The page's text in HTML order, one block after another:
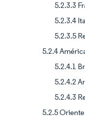
5.2.3.3
5.2.3.4
5.2.3.5
5.2.4
5.2.4.1
5.2.4.2
5.2.4.3
5.2.5